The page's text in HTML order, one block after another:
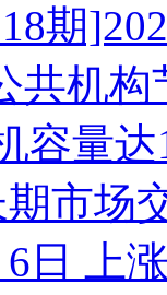
期
共机
容量达
市场
日 上